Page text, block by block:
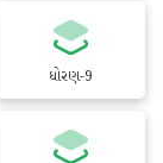
ધોરણ-9